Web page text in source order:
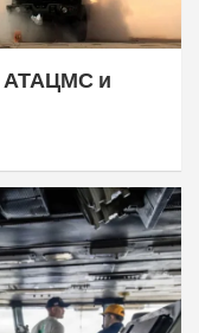
АТАЦМС и